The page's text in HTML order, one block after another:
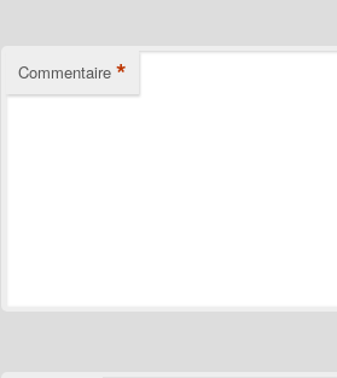
Commentaire *